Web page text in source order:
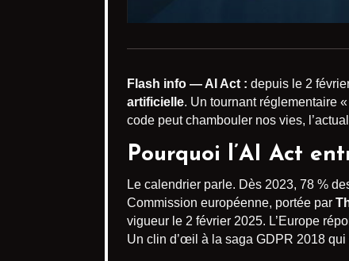
Flash info — AI Act : depuis le 2
artificielle. Un tournant réglementaire
code peut chambouler nos vies,
Pourquoi l’AI Act
Le calendrier parle. Dès 2023, 78 %
Commission européenne, portée par
vigueur le 2 février 2025. L’Europe
Un clin d’œil à la saga GDPR 2018